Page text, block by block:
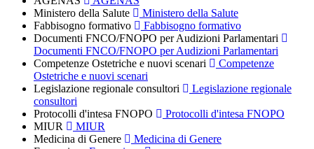
Ministero della Salute
Ministero della Salute
Fabbisogno formativo
Fabbisogno formativo
Documenti FNCO/FNOPO per Audizioni Parlamentari
Documenti FNCO/FNOPO per Audizioni Parlamentari
Competenze Ostetriche e nuovi scenari
Competenze
Ostetriche e nuovi scenari
Legislazione regionale consultori
Legislazione regionale
consultori
Protocolli d'intesa FNOPO
Protocolli d'intesa FNOPO
MIUR
MIUR
Medicina di Genere
Medicina di Genere